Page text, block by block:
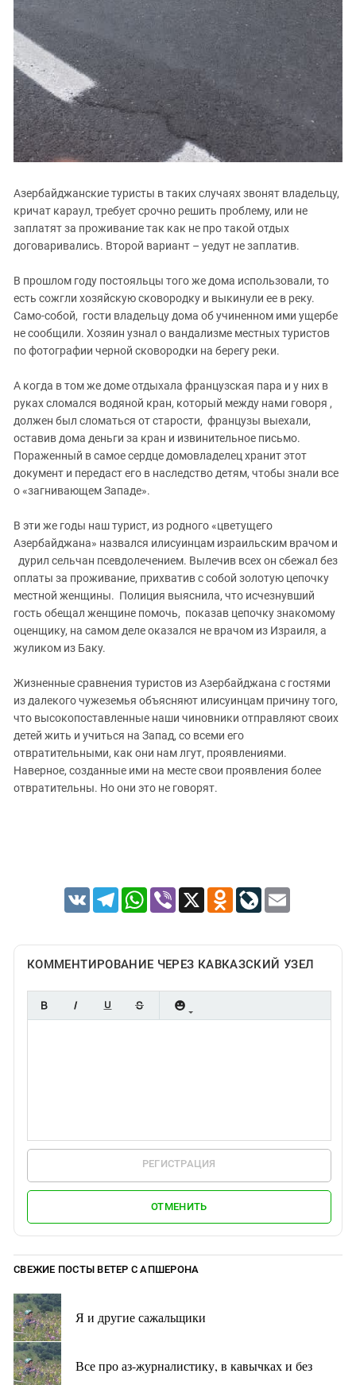
Азербайджанские туристы в таких случаях звонят владельцу,
кричат караул, требует срочно решить проблему, или не
заплатят за проживание так как не про такой отдых
договаривались. Второй вариант – уедут не заплатив.
В прошлом году постояльцы того же дома использовали, то
есть сожгли хозяйскую сковородку и выкинули ее в реку.
Само-собой, гости владельцу дома об учиненном ими ущербе
не сообщили. Хозяин узнал о вандализме местных туристов
по фотографии черной сковородки на берегу реки.
А когда в том же доме отдыхала французская пара и у них в
руках сломался водяной кран, который между нами говоря ,
должен был сломаться от старости, французы выехали,
оставив дома деньги за кран и извинительное письмо.
Пораженный в самое сердце домовладелец хранит этот
документ и передаст его в наследство детям, чтобы знали все
о «загнивающем Западе».
В эти же годы наш турист, из родного «цветущего
Азербайджана» назвался илисуинцам израильским врачом и
дурил сельчан псевдолечением. Вылечив всех он сбежал без
оплаты за проживание, прихватив с собой золотую цепочку
местной женщины. Полиция выяснила, что исчезнувший
гость обещал женщине помочь, показав цепочку знакомому
оценщику, на самом деле оказался не врачом из Израиля, а
жуликом из Баку.
Жизненные сравнения туристов из Азербайджана с гостями
из далекого чужеземья объясняют илисуинцам причину того,
что высокопоставленные наши чиновники отправляют своих
детей жить и учиться на Запад, со всеми его
отвратительными, как они нам лгут, проявлениями.
Наверное, созданные ими на месте свои проявления более
отвратительны. Но они это не говорят.
VK TelegramWhatsApp
Viber X Odnoklassniki
LiveJournal
Email
КОММЕНТИРОВАНИЕ ЧЕРЕЗ КАВКАЗСКИЙ УЗЕЛ
РЕГИСТРАЦИЯ
ОТМЕНИТЬ
СВЕЖИЕ ПОСТЫ ВЕТЕР С АПШЕРОНА
Я и другие сажальщики
Все про аз-журналистику, в кавычках и без